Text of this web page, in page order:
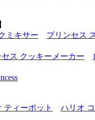
ミキサー
プリンセス
ス クッキーメーカー
ティーポット
ハリオ